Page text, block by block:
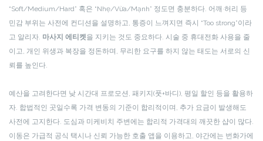
“Soft/Medium/Hard” 혹은 “Nhẹ/Vừa/Mạnh” 정도면 충분하다. 어깨·허리 등
민감 부위는 사전에 컨디션을 설명하고, 통증이 느껴지면 즉시 “Too strong”이라
고 알리자. 마사지 에티켓을 지키는 것도 중요하다. 시술 중 휴대전화 사용을 줄
이고, 개인 위생과 복장을 정돈하며, 무리한 요구를 하지 않는 태도는 서로의 신
뢰를 높인다.
예산을 고려한다면 낮 시간대 프로모션, 패키지(풋+바디), 평일 할인 등을 활용하
자. 합법적인 곳일수록 가격 변동의 기준이 합리적이며, 추가 요금이 발생해도
사전에 고지한다. 도심과 미케비치 주변에는 합리적 가격대의 깨끗한 샵이 많다.
이동은 가급적 공식 택시나 신뢰 가능한 호출 앱을 이용하고, 야간에는 번화가에